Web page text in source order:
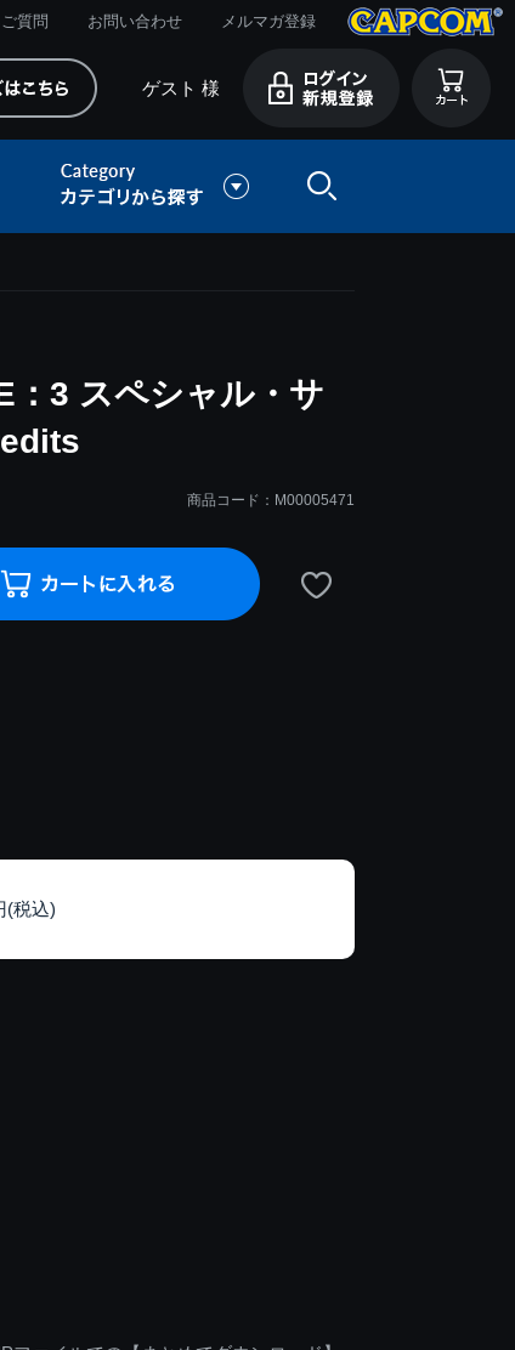
質問 お問い合わせ メルマガ登録
ゲスト 様
：3 スペシャル・サ
商品コード：M00005471
(税込)